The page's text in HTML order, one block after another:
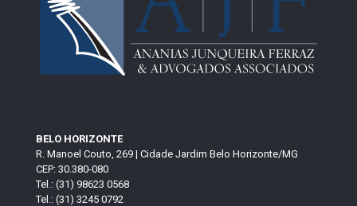
BELO HORIZONTE
R. Manoel Couto, 269 | Cidade Jardim Belo Horizonte/MG
CEP: 30.380-080
Tel.: (31) 98623 0568
Tel.: (31) 3245 0792